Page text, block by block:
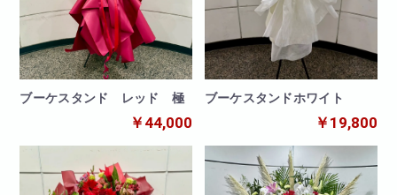
ブーケスタンド レッド 極
￥44,000
ブーケスタンドホワイト
￥19,800